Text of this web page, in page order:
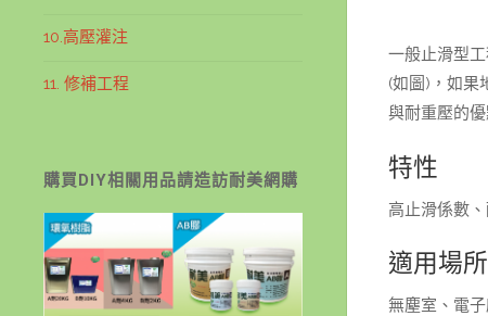
一般止滑型
(如圖)，如果
與耐重壓的
特性
高止滑係數
適用場所
無塵室、電
10.高壓灌注
11. 修補工程
購買DIY相關用品請造訪耐美網購